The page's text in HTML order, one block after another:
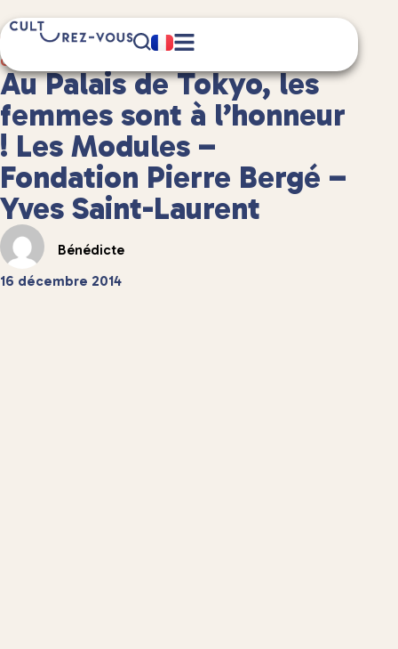
Culture
6 minute(s) de lecture
Au Palais de Tokyo, les
femmes sont à l’honneur
! Les Modules –
Fondation Pierre Bergé –
Yves Saint-Laurent
Bénédicte
16 décembre 2014